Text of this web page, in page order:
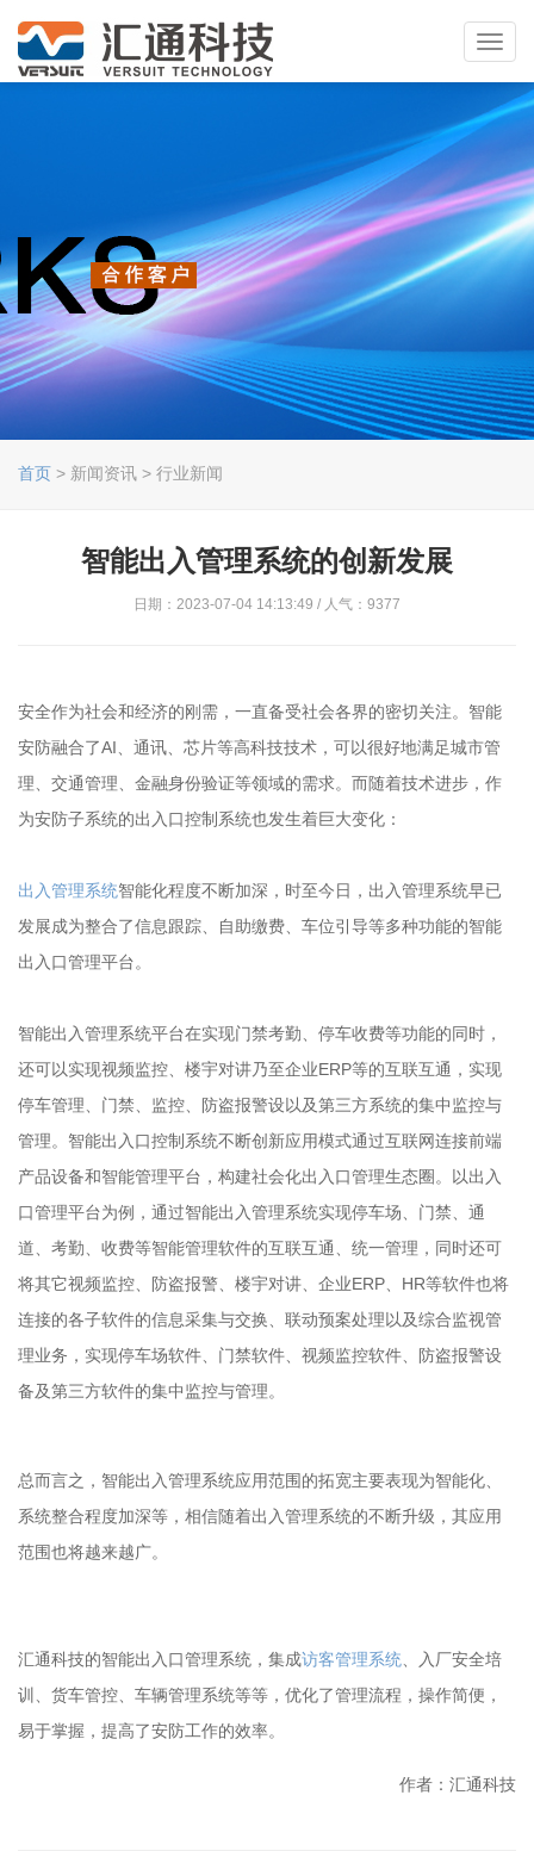
首页 > 新闻资讯 > 行业新闻
智能出入管理系统的创新发展
日期：2023-07-04 14:13:49 / 人气：9377
安全作为社会和经济的刚需，一直备受社会各界的密切关注。智能
安防融合了AI、通讯、芯片等高科技技术，可以很好地满足城市管
理、交通管理、金融身份验证等领域的需求。而随着技术进步，作
为安防子系统的出入口控制系统也发生着巨大变化：
出入管理系统智能化程度不断加深，时至今日，出入管理系统早已
发展成为整合了信息跟踪、自助缴费、车位引导等多种功能的智能
出入口管理平台。
智能出入管理系统平台在实现门禁考勤、停车收费等功能的同时，
还可以实现视频监控、楼宇对讲乃至企业ERP等的互联互通，实现
停车管理、门禁、监控、防盗报警设以及第三方系统的集中监控与
管理。智能出入口控制系统不断创新应用模式通过互联网连接前端
产品设备和智能管理平台，构建社会化出入口管理生态圈。以出入
口管理平台为例，通过智能出入管理系统实现停车场、门禁、通
道、考勤、收费等智能管理软件的互联互通、统一管理，同时还可
将其它视频监控、防盗报警、楼宇对讲、企业ERP、HR等软件也将
连接的各子软件的信息采集与交换、联动预案处理以及综合监视管
理业务，实现停车场软件、门禁软件、视频监控软件、防盗报警设
备及第三方软件的集中监控与管理。
总而言之，智能出入管理系统应用范围的拓宽主要表现为智能化、
系统整合程度加深等，相信随着出入管理系统的不断升级，其应用
范围也将越来越广。
汇通科技的智能出入口管理系统，集成访客管理系统 、入厂安全培
训、货车管控、车辆管理系统等等，优化了管理流程，操作简便，
易于掌握，提高了安防工作的效率。
作者：汇通科技